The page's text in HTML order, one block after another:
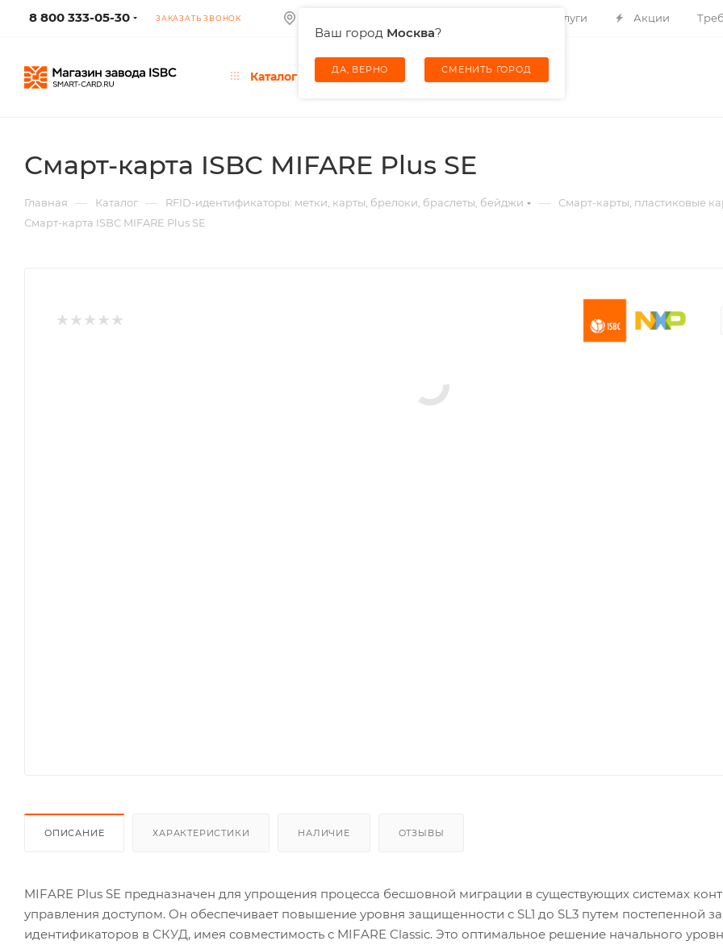
8 800 333-05-30 ЗАКАЗАТЬ ЗВОНОК
Ваш город Москва?
ДА, ВЕРНО СМЕНИТЬ ГОРОД
Услуги Акции
Каталог
Смарт-карта ISBC MIFARE Plus SE
Главная — Каталог — RFID-идентификаторы: метки, карты, брелоки, браслеты, бейджи — Смарт-карты, пластиковые
Смарт-карта ISBC MIFARE Plus SE
ОПИСАНИЕ ХАРАКТЕРИСТИКИ НАЛИЧИЕ ОТЗЫВЫ
MIFARE Plus SE предназначен для упрощения процесса бесшовной миграции в существующих системах
управления доступом. Он обеспечивает повышение уровня защищенности с SL1 до SL3 путем постепенной
идентификаторов в СКУД, имея совместимость с MIFARE Classic. Это оптимальное решение начального